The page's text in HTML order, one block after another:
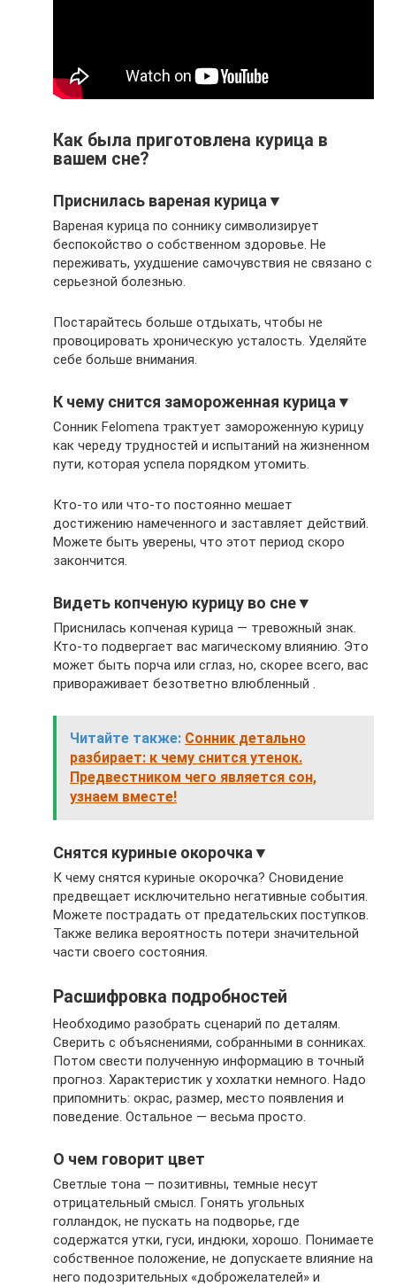
Как была приготовлена курица в
вашем сне?
Приснилась вареная курица▼
Вареная курица по соннику символизирует
беспокойство о собственном здоровье. Не
переживать, ухудшение самочувствия не связано с
серьезной болезнью.
Постарайтесь больше отдыхать, чтобы не
провоцировать хроническую усталость. Уделяйте
себе больше внимания.
К чему снится замороженная курица▼
Сонник Felomena трактует замороженную курицу
как череду трудностей и испытаний на жизненном
пути, которая успела порядком утомить.
Кто-то или что-то постоянно мешает
достижению намеченного и заставляет действий.
Можете быть уверены, что этот период скоро
закончится.
Видеть копченую курицу во сне▼
Приснилась копченая курица — тревожный знак.
Кто-то подвергает вас магическому влиянию. Это
может быть порча или сглаз, но, скорее всего, вас
привораживает безответно влюбленный .
Читайте также: Сонник детально
разбирает: к чему снится утенок.
Предвестником чего является сон,
узнаем вместе!
Снятся куриные окорочка▼
К чему снятся куриные окорочка? Сновидение
предвещает исключительно негативные события.
Можете пострадать от предательских поступков.
Также велика вероятность потери значительной
части своего состояния.
Расшифровка подробностей
Необходимо разобрать сценарий по деталям.
Сверить с объяснениями, собранными в сонниках.
Потом свести полученную информацию в точный
прогноз. Характеристик у хохлатки немного. Надо
припомнить: окрас, размер, место появления и
поведение. Остальное — весьма просто.
О чем говорит цвет
Светлые тона — позитивны, темные несут
отрицательный смысл. Гонять угольных
голландок, не пускать на подворье, где
содержатся утки, гуси, индюки, хорошо. Понимаете
собственное положение, не допускаете влияние на
него подозрительных «доброжелателей» и